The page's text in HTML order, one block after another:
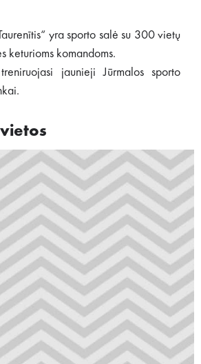
yra sporto salė su 300 vietų
keturioms komandoms.
jaunieji Jūrmalos sporto